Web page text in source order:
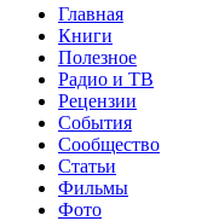
Главная
Книги
Полезное
Радио и ТВ
Рецензии
События
Сообщество
Статьи
Фильмы
Фото